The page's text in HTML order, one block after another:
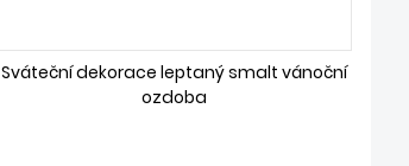
Sváteční dekorace leptaný smalt vánoční
ozdoba